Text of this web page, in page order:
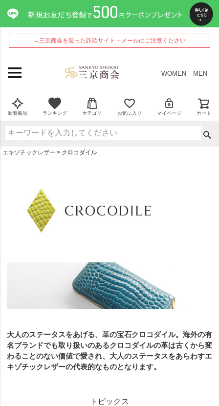
→三京商会を装った詐欺サイト・メールにご注意ください
WOMEN MEN
新着商品 ランキング カテゴリ お気に入り マイページ カート
エキゾチックレザー クロコダイル
大人のステータスをあげる、革の宝石クロコダイル。海外の有
名ブランドでも取り扱いのあるクロコダイルの革は古くから変
わることのない価値で愛され、大人のステータスをあらわすエ
キゾチックレザーの代表的なものとなります。
トピックス